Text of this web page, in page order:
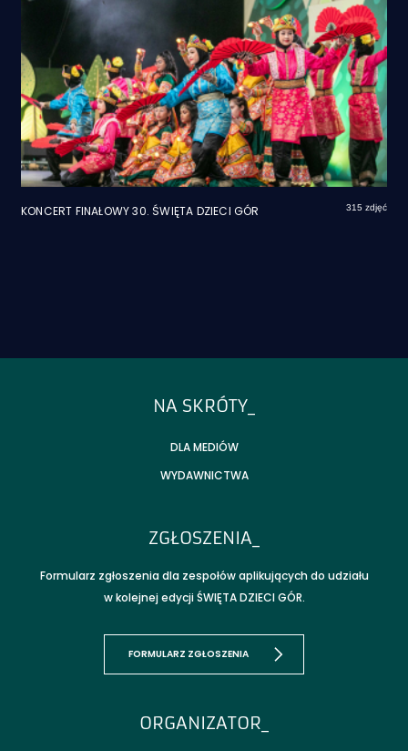
KONCERT FINAŁOWY 30. ŚWIĘTA DZIECI GÓR 315 zdjęć
NA SKRÓTY_
DLA MEDIÓW
WYDAWNICTWA
ZGŁOSZENIA_
Formularz zgłoszenia dla zespołów aplikujących do udziału
w kolejnej edycji ŚWIĘTA DZIECI GÓR.
FORMULARZ ZGŁOSZENIA
ORGANIZATOR_